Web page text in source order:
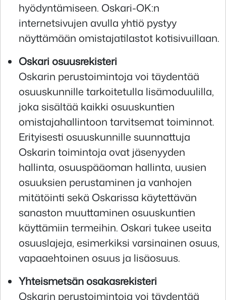
hyödyntämiseen. Oskari-OK:n
internetsivujen avulla yhtiö pystyy
näyttämään omistajatilastot kotisivuillaan.
Oskari osuusrekisteri
Oskarin perustoimintoja voi täydentää
osuuskunnille tarkoitetulla lisämoduulilla,
joka sisältää kaikki osuuskuntien
omistajahallintoon tarvitsemat toiminnot.
Erityisesti osuuskunnille suunnattuja
Oskarin toimintoja ovat jäsenyyden
hallinta, osuuspääoman hallinta, uusien
osuuksien perustaminen ja vanhojen
mitätöinti sekä Oskarissa käytettävän
sanaston muuttaminen osuuskuntien
käyttämiin termeihin. Oskari tukee useita
osuuslajeja, esimerkiksi varsinainen osuus,
vapaaehtoinen osuus ja lisäosuus.
Yhteismetsän osakasrekisteri
Oskarin perustoimintoja voi täydentää